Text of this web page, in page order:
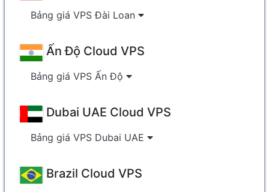
Bảng giá VPS Đài Loan
Ấn Độ Cloud VPS
Bảng giá VPS Ấn Độ
Dubai UAE Cloud VPS
Bảng giá VPS Dubai UAE
Brazil Cloud VPS